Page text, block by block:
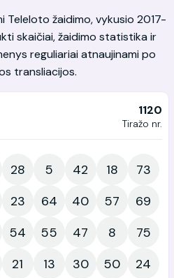
Teleloto žaidimo, vykusio 2017-
skaičiai, žaidimo statistika ir
reguliariai atnaujinami po
transliacijos.
1120
Tiražo nr.
28 5 42 18
73
23 64 40 57
69
54 55 47 8
75
21 13 30 50
24